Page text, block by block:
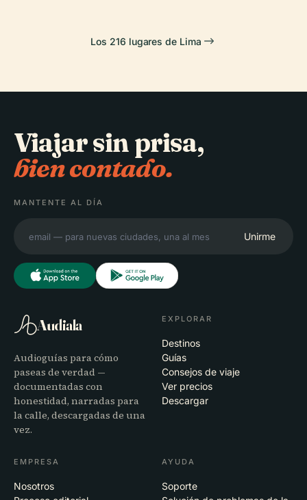
Los 216 lugares de Lima
Viajar sin prisa,
bien contado.
MANTENTE AL DÍA
Unirme
Audiala
Audioguías para cómo
paseas de verdad —
documentadas con
honestidad, narradas para
la calle, descargadas de una
vez.
EXPLORAR
Destinos
Guías
Consejos de viaje
Ver precios
Descargar
EMPRESA
Nosotros
AYUDA
Soporte